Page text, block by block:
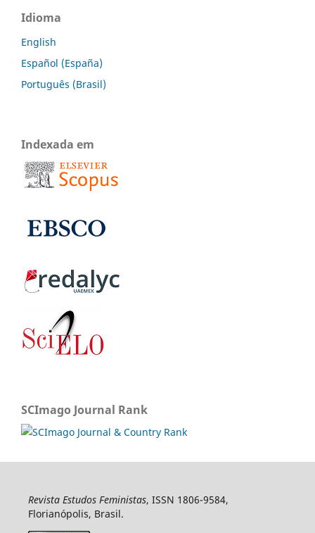
Idioma
English
Español (España)
Português (Brasil)
Indexada em
SCImago Journal Rank
Revista Estudos Feministas, ISSN 1806-9584,
Florianópolis, Brasil.